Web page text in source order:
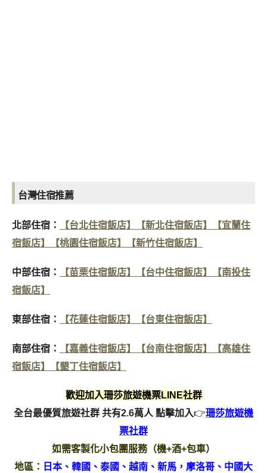
台灣住宿推薦
北部住宿： 【台北住宿飯店】 【新北住宿飯店】
【宜蘭住
宿飯店】
【桃園住宿飯店】 【新竹住宿飯店】
中部住宿： 【苗栗住宿飯店】 【台中住宿飯店】
【南投住
宿飯店】
東部住宿： 【花蓮住宿飯店】 【台東住宿飯店】
南部住宿： 【嘉義住宿飯店】 【台南住宿飯店】
【高雄住
宿飯店】
【墾丁住宿飯店】
歡迎加入珊莎旅遊機票LINE社群
全台最優質旅遊社群 共有2.6萬人點擊加入👉珊莎旅遊機
票社群
如需客製化小包團服務（機+酒+包車）
地區： 日本、韓國、泰國、越南、新馬，摩洛哥、中國大